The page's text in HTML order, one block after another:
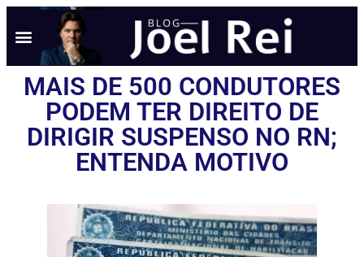
MAIS DE 500 CONDUTORES
PODEM TER DIREITO DE
DIRIGIR SUSPENSO NO RN;
ENTENDA MOTIVO